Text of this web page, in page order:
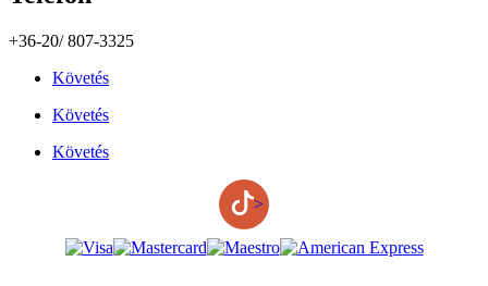
+36-20/ 807-3325
Követés
Követés
Követés
>